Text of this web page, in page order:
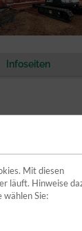
Infoseiten
Mit diesen
läuft. Hinweise
wählen Sie: